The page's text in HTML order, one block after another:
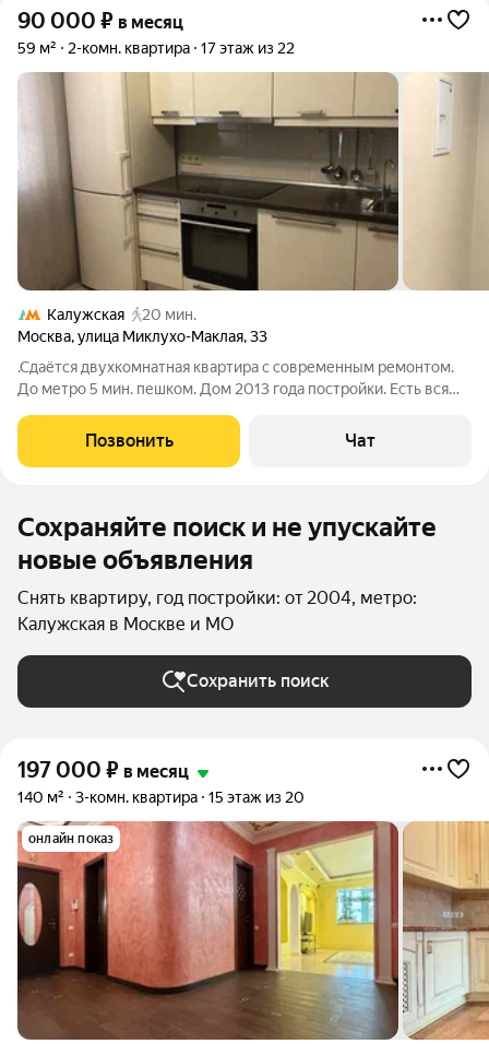
90 000 ₽ в месяц
59 м² 2-комн. квартира 17 этаж из 22
Калужская
20 мин.
Москва,улица Миклухо-Маклая,33
.Сдаётся двухкомнатная квартира с современным ремонтом.
До метро 5 мин. пешком. Дом 2013 года постройки. Есть вся
проживания.Сдаётся на длительный срок.
Позвонить Чат
Сохраняйте поиск и не упускайте
новые объявления
Снять квартиру, год постройки: от 2004, метро:
Калужская в Москве и МО
Сохранить поиск
197 000 ₽ в месяц
140 м² 3-комн. квартира 15 этаж из 20
онлайн показ